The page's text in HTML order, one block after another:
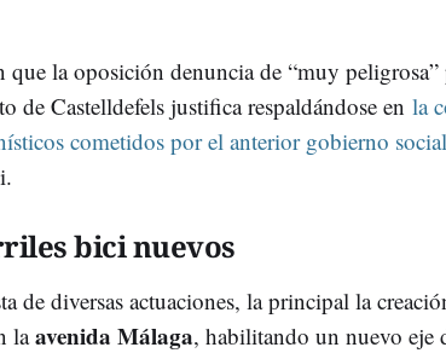
que la oposición denuncia de “muy peligrosa”
de Castelldefels justifica respaldándose en la
cometidos por el anterior gobierno
bici nuevos
de diversas actuaciones, la principal la
laavenida Málaga, habilitando un nuevo eje